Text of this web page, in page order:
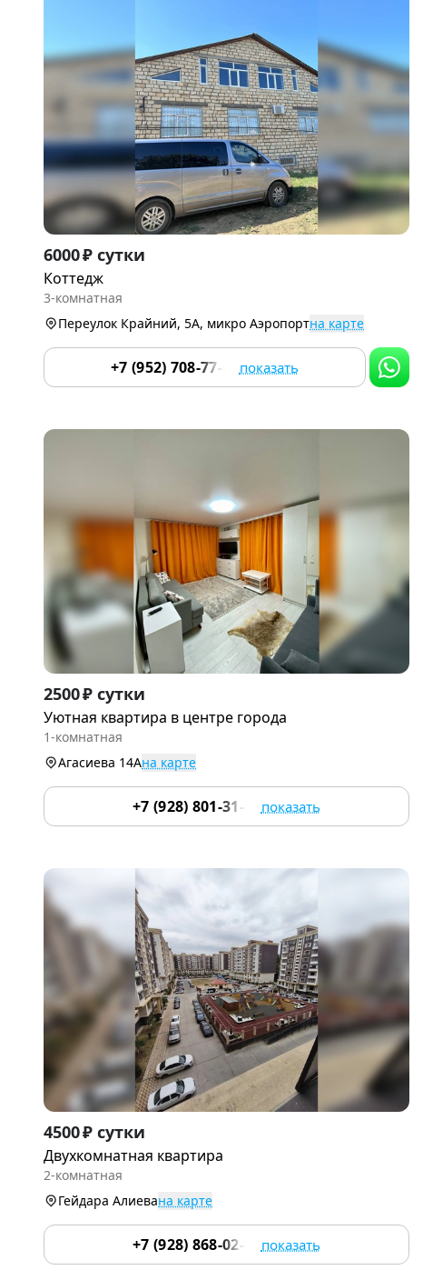
Item
1
of
6000 ₽ сутки
Коттедж
3-комнатная
Переулок Крайний, 5А, микро Аэропортна карте
+7 (952) 708-77-66 показать
Item
1
of
8
2500 ₽ сутки
Уютная квартира в центре города
1-комнатная
Агасиева 14Ана карте
+7 (928) 801-31-00 показать
Item
1
of
4500 ₽ сутки
Двухкомнатная квартира
2-комнатная
Гейдара Алиевана карте
+7 (928) 868-02-01 показать